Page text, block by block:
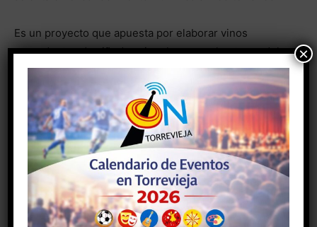
Es un proyecto que apuesta por elaborar vinos
procedentes de viñedos singulares en el entorno del
levante peninsular. El objetivo pasa por rescatar
sabores perdidos y darlos a conocer, teniendo como
centro la pedanía torrevejense de La Mata, donde
cultivan y compran uvas del entorno salinero,
principalmente la variedad merseguera, aunque
también moscatel y otras variedades autóctonas de
gran interés como son la esclafacherres o la forcallat
blanca.
×